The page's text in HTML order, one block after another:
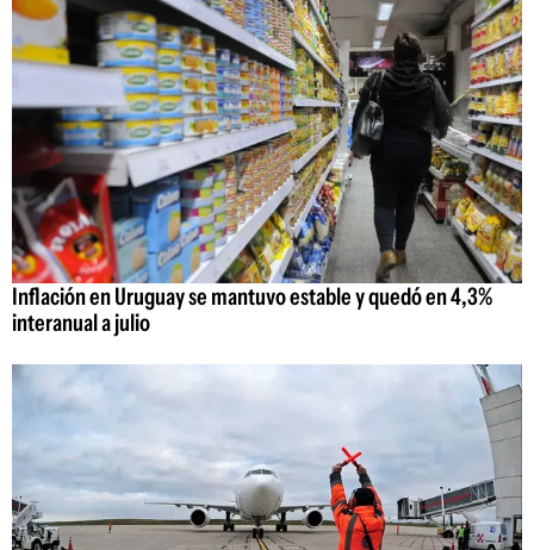
Inflación en Uruguay se mantuvo estable y quedó en 4,3%
interanual a julio